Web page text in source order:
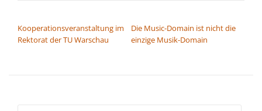
Kooperationsveranstaltung im
Rektorat der TU Warschau
Die Music-Domain ist nicht die
einzige Musik-Domain